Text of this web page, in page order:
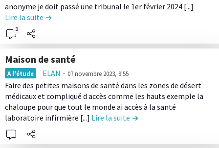
é
e
¹
k
a
l
e
u
r
e
o
k
a
l
o
n
H
a
b
i
t
e
r
t
r
i
b
t
i
o
n
D
é
c
n
u
d
l
a
c
o
n
t
r
i
e
l
e
c
n
t
e
n
u
d
e
anonyme je doit passé une tribunal le 1er février 2024 [...]
Lire la suite de la contribution Déclassement de terrain
1
Maison de santé
L
i
r
e
l
e
c
A l'étude ELAN ∙ 07 novembre 2023, 9:55
Faire des petites maisons de santé dans les zones de désert
médicaux et compliqué d accès comme les hauts exemple la
chaloupe pour que tout le monde ai accès à la santé
laboratoire infirmière [...] Lire la suite de la contribution Maison